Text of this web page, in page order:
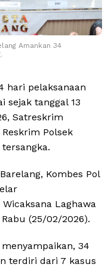
Amankan 34
hari pelaksanaan
sejak tanggal 13
Satreskrim
Polsek
Kombes Pol
Laghawa
(25/02/2026).
34
terdiri dari 7 kasus